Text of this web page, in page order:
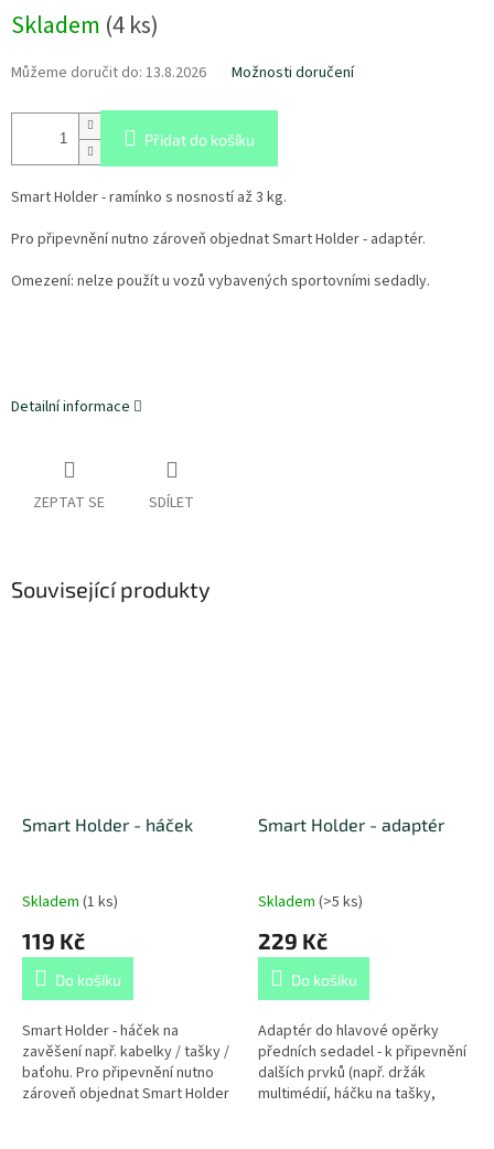
cena:
Skladem (4 ks)
Můžeme doručit do: 13.8.2026 Možnosti doručení
Přidat do košíku
Smart Holder - ramínko s nosností až 3 kg.
Pro připevnění nutno zároveň objednat Smart Holder - adaptér.
Omezení: nelze použít u vozů vybavených sportovními sedadly.
Detailní informace
ZEPTAT SE SDÍLET
Související produkty
Smart Holder - háček
Skladem (1 ks)
119 Kč
Do košíku
Smart Holder - háček na
zavěšení např. kabelky / tašky /
baťohu. Pro připevnění nutno
zároveň objednat Smart Holder
Smart Holder - adaptér
Skladem (>5 ks)
229 Kč
Do košíku
Adaptér do hlavové opěrky
předních sedadel - k připevnění
dalších prvků (např. držák
multimédií, háčku na tašky,